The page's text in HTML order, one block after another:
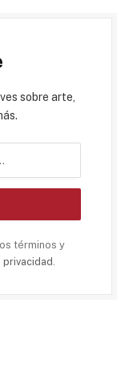
sobre arte,
términos y
privacidad